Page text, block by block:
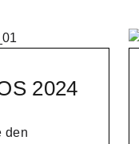
2024
den